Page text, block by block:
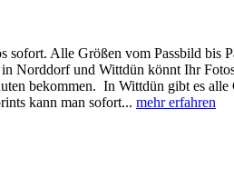
sofort. Alle Größen vom Passbild bis
in Norddorf und Wittdün könnt Ihr
bekommen. In Wittdün gibt es alle
kann man sofort... mehr erfahren